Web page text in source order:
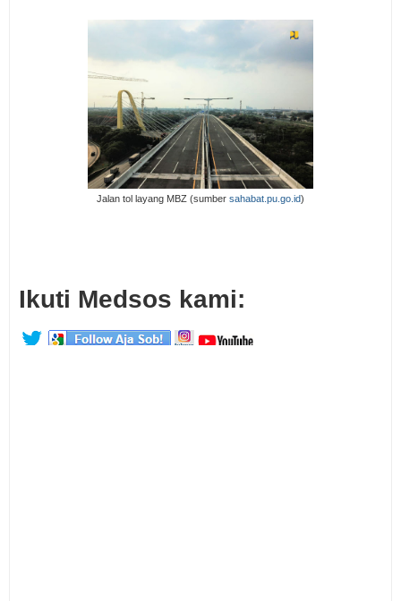
Jalan tol layang MBZ (sumber sahabat.pu.go.id)
Ikuti Medsos kami: